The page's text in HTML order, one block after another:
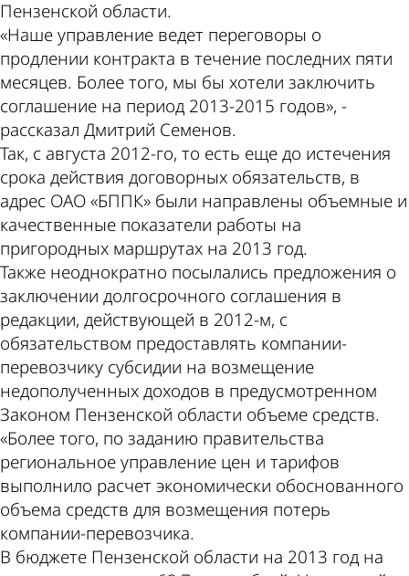
Пензенской области.
«Наше управление ведет переговоры о
продлении контракта в течение последних пяти
месяцев. Более того, мы бы хотели заключить
соглашение на период 2013-2015 годов», -
рассказал Дмитрий Семенов.
Так, с августа 2012-го, то есть еще до истечения
срока действия договорных обязательств, в
адрес ОАО «БППК» были направлены объемные и
качественные показатели работы на
пригородных маршрутах на 2013 год.
Также неоднократно посылались предложения о
заключении долгосрочного соглашения в
редакции, действующей в 2012-м, с
обязательством предоставлять компании-
перевозчику субсидии на возмещение
недополученных доходов в предусмотренном
Законом Пензенской области объеме средств.
«Более того, по заданию правительства
региональное управление цен и тарифов
выполнило расчет экономически обоснованного
объема средств для возмещения потерь
компании-перевозчика.
В бюджете Пензенской области на 2013 год на